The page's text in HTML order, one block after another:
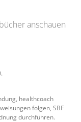
anschauen
healthcoach
folgen, SBF
durchführen.